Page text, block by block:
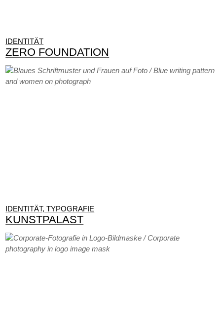
IDENTITÄT
ZERO FOUNDATION
IDENTITÄT, TYPOGRAFIE
KUNSTPALAST